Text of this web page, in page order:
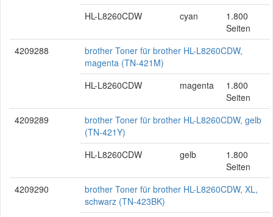
HL-L8260CDW
cyan
1.800
Seiten
4209288
brother Toner für brother HL-L8260CDW,
magenta (TN-421M)
HL-L8260CDW
magenta
1.800
Seiten
4209289
brother Toner für brother HL-L8260CDW, gelb
(TN-421Y)
HL-L8260CDW
gelb
1.800
Seiten
4209290
brother Toner für brother HL-L8260CDW, XL,
schwarz (TN-423BK)